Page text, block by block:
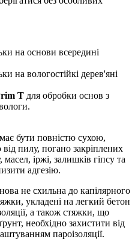
на основи всередині
на вологостійкі дерев'яні
T для обробки основ з
бути повністю сухою,
пилу, погано закріплених
іржі, залишків гіпсу та
адгезію.
не схильна до капілярного
укладені на легкий бетон
а також стяжки, що
необхідно захистити від
пароізоляції.